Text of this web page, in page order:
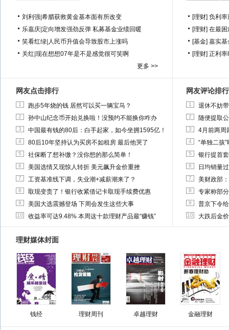
刘利强 希腊获救黄金基本面有所改变
乐嘉庆 定向增发强劲反弹 私募基金业绩回暖
笑看红绿 人民币升值会导致股市上涨吗
关红 现在想想07年是不是感觉很可笑啊
更多 >>
[理财] 负利率
[理财] 在最困
[基金] 嘉实基
[理财] 正利率
网友点击排行
1 跑步5年烧的钱 居然可以买一辆宝马？
2 孙中山纪念币开始兑换啦！没预约不能换你咋办
3 中国最有钱的80后：白手起家，如今坐拥1595亿！
4 80后10年坚持认为买房不如租房 最后他哭了
5 社保断了想补缴？没你想的那么简单！
6 美国选情又现惊人转折 美元飙升金价重挫
7 工资基准线下调，失业潮+减薪潮来了？
8 取现变贵了！银行收紧借记卡取现手续费优惠
9 美国大选震撼登场 下周会发生这些大事
10 收益率可达9.48% 本周这十款理财产品最“赚钱”
网友评论排行
1 退休不妨
2 随便提取
3 4月前两周
4 “单独二孩
5 银行提首
6 日均销量
7 美财政部
8 专家称部
9 普京下令
10 大跌后金
理财媒体封面
钱经 理财周刊 卓越理财 金融理财